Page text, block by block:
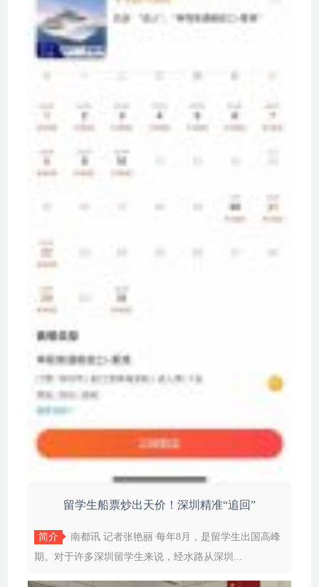
留学生船票炒出天价！深圳精准“追回”
简介
南都讯 记者张艳丽 每年8月，是留学生出国高峰
期。对于许多深圳留学生来说，经水路从深圳...